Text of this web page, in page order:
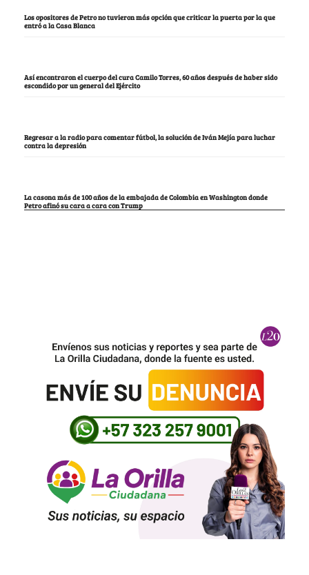
Los opositores de Petro no tuvieron más opción que criticar la puerta por la que
entró a la Casa Blanca
Así encontraron el cuerpo del cura Camilo Torres, 60 años después de haber sido
escondido por un general del Ejército
Regresar a la radio para comentar fútbol, la solución de Iván Mejía para luchar
contra la depresión
La casona más de 100 años de la embajada de Colombia en Washington donde
Petro afinó su cara a cara con Trump